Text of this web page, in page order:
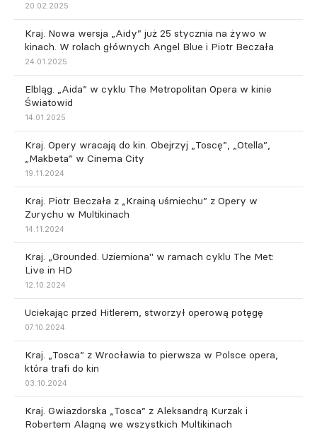
20.02.2025
Kraj. Nowa wersja „Aidy” już 25 stycznia na żywo w
kinach. W rolach głównych Angel Blue i Piotr Beczała
24.01.2025
Elbląg. „Aida” w cyklu The Metropolitan Opera w kinie
Światowid
14.01.2025
Kraj. Opery wracają do kin. Obejrzyj „Toscę”, „Otella”,
„Makbeta” w Cinema City
19.11.2024
Kraj. Piotr Beczała z „Krainą uśmiechu” z Opery w
Zurychu w Multikinach
14.11.2024
Kraj. „Grounded. Uziemiona" w ramach cyklu The Met:
Live in HD
12.10.2024
Uciekając przed Hitlerem, stworzył operową potęgę
07.10.2024
Kraj. „Tosca” z Wrocławia to pierwsza w Polsce opera,
która trafi do kin
03.10.2024
Kraj. Gwiazdorska „Tosca” z Aleksandrą Kurzak i
Robertem Alagną we wszystkich Multikinach